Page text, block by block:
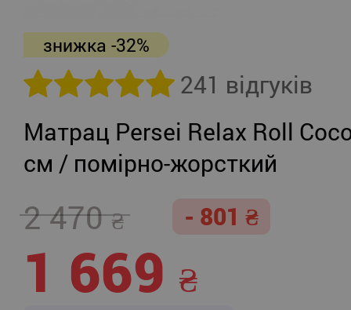
знижка -32%
241 відгуків
Матрац Persei Relax Roll
см / помірно-жорсткий
2 470 - 801
1 669